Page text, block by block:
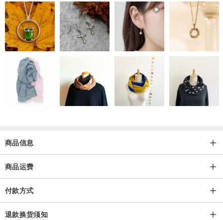
⑅୨୧┈┈┈┈┈┈┈┈┈┈┈┈୨୧⑅
天然晶⽯是⼤⾃然孕育出来的⼀种⼗分神秘的存在。以其独特的⾊泽
与魅⼒从古⾄今都广受⼤众喜爱。⼈们常常以天然晶⽯的品种、⼤
⼩、颜⾊和形状等各种要素去判定其价值。但是，还有⼀样要素，是
平时⼈们都容易忽略的，却⼜是天然晶⽯的⼀种⼗分重要的魅⼒。
⼤家能注意得到？
由于是经过岁⽉的积累天然形成的，因此这个世界上所有的天然晶⽯
都是独⼀无⼆的。因此，星野珠宝馆⼿作⼯房希望通过这个平台让⼤
家认识到蕴含在天然晶⽯内部的独特性是⼀种多么特殊⽽有价值的要
素，⽽在这里⼀颗⼀颗地想各位展⽰着，传递着。
星野珠宝馆⼿作⼯房通过严格筛选原⽯，配合了独⾃⼯厂的打磨技
商品信息
商品运费
付款方式
退款换货须知